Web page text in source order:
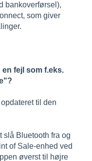
bankoverførsel),
som giver
fejl som f.eks.
til den
slå Bluetooth fra og
of Sale-enhed ved
øverst til højre